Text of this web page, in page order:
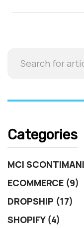
Categories
MCI
ECOMMERCE (9)
DROPSHIP (17)
SHOPIFY (4)